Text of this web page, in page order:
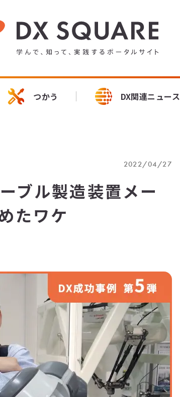
つかう DX関連ニュース
2022/04/27
ブル製造装置メー
たワケ